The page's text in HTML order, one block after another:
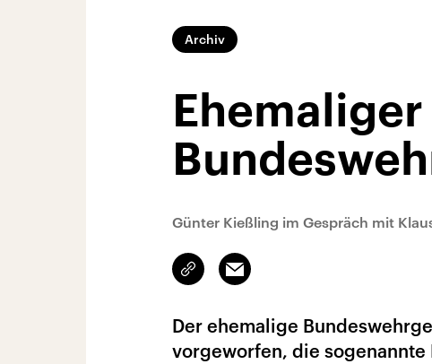
Archiv
Günter Kießling im Gespräch mit
Link
kopieren/teilen
Email
Der ehemalige
vorgeworfen, die sogenannte